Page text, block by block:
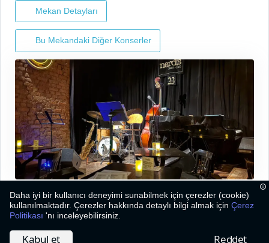
Mekan Detayları
Bu Mekandaki Diğer Konserler
Daha iyi bir kullanıcı deneyimi sunabilmek için çerezler (cookie)
kullanılmaktadır. Çerezler hakkında detaylı bilgi almak için Çerez
Politikası 'nı inceleyebilirsiniz.
Kabul et Reddet